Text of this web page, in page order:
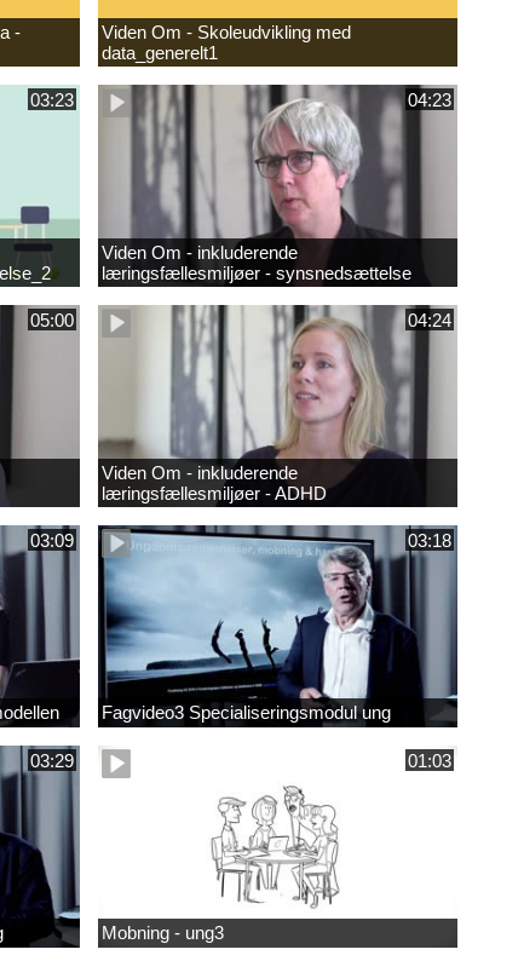
-
Viden Om - Skoleudvikling med
data_generelt1
03:23 04:23
Viden Om - inkluderende
læringsfællesmiljøer - synsnedsættelse
05:00 04:24
Viden Om - inkluderende
læringsfællesmiljøer - ADHD
03:09 03:18
Fagvideo3 Specialiseringsmodul ung
03:29 01:03
Mobning - ung3